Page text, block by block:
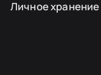
Личное хранение